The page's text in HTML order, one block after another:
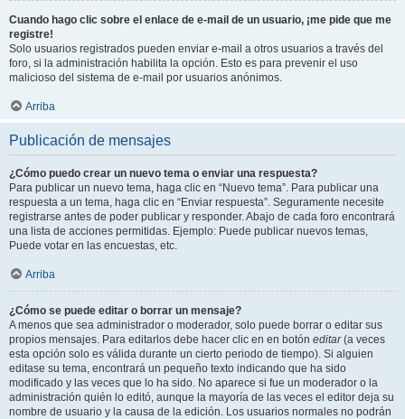
Cuando hago clic sobre el enlace de e-mail de un usuario, ¡me pide que me
registre!
Solo usuarios registrados pueden enviar e-mail a otros usuarios a través del
foro, si la administración habilita la opción. Esto es para prevenir el uso
malicioso del sistema de e-mail por usuarios anónimos.
Arriba
Publicación de mensajes
¿Cómo puedo crear un nuevo tema o enviar una respuesta?
Para publicar un nuevo tema, haga clic en “Nuevo tema”. Para publicar una
respuesta a un tema, haga clic en “Enviar respuesta”. Seguramente necesite
registrarse antes de poder publicar y responder. Abajo de cada foro encontrará
una lista de acciones permitidas. Ejemplo: Puede publicar nuevos temas,
Puede votar en las encuestas, etc.
Arriba
¿Cómo se puede editar o borrar un mensaje?
A menos que sea administrador o moderador, solo puede borrar o editar sus
propios mensajes. Para editarlos debe hacer clic en en botón editar(a veces
esta opción solo es válida durante un cierto periodo de tiempo). Si alguien
editase su tema, encontrará un pequeño texto indicando que ha sido
modificado y las veces que lo ha sido. No aparece si fue un moderador o la
administración quién lo editó, aunque la mayoría de las veces el editor deja su
nombre de usuario y la causa de la edición. Los usuarios normales no podrán